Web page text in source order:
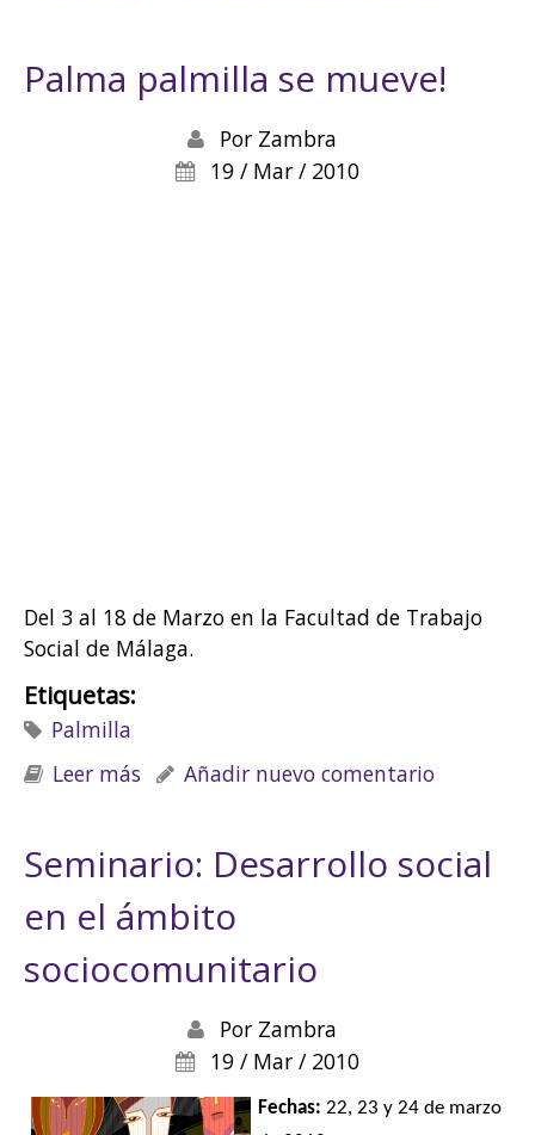
Palma palmilla se mueve!
Por Zambra
19 / Mar / 2010
Del 3 al 18 de Marzo en la Facultad de Trabajo
Social de Málaga.
Etiquetas:
Palmilla
Leer más sobre Palma palmilla se mueve!
Añadir nuevo comentario
Seminario: Desarrollo social
en el ámbito
sociocomunitario
Por Zambra
19 / Mar / 2010
Fechas: 22, 23 y 24 de marzo